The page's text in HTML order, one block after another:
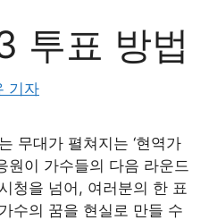
투표 방법
기자
무대가 펼쳐지는 ‘현역가
원이 가수들의 다음 라운드
청을 넘어, 여러분의 한 표
수의 꿈을 현실로 만들 수